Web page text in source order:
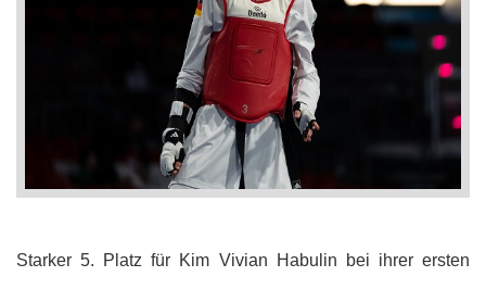
Starker 5. Platz für Kim Vivian Habulin bei ihrer ersten